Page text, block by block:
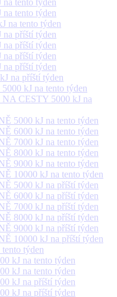
tento týden
tento týden
na tento týden
příští týden
příští týden
příští týden
příští týden
na příští týden
kJ na tento týden
CESTY 5000 kJ na
5000 kJ na tento týden
6000 kJ na tento týden
7000 kJ na tento týden
8000 kJ na tento týden
9000 kJ na tento týden
10000 kJ na tento týden
5000 kJ na příští týden
6000 kJ na příští týden
7000 kJ na příští týden
8000 kJ na příští týden
9000 kJ na příští týden
10000 kJ na příští týden
týden
kJ na tento týden
kJ na tento týden
kJ na příští týden
kJ na příští týden